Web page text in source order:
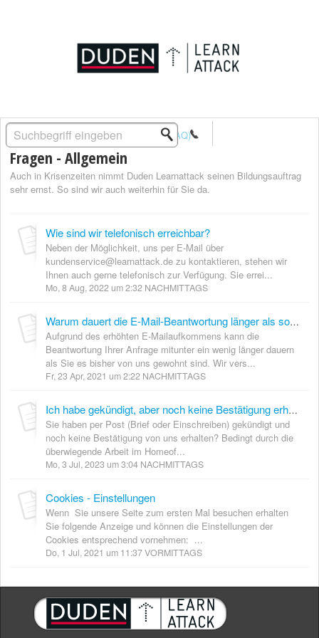
Lösungsstartseite Häufige Fragen (FAQ)
Fragen - Allgemein
Auch in Krisenzeiten nimmt Duden Learnattack seinen Bildungsauftrag
sehr ernst. So sind wir auch weiterhin für Sie da.
Wie sind wir telefonisch erreichbar?
Neben der Möglichkeit, uns per E-Mail über
kundenservice@learnattack.de zu kontaktieren, stehen wir
Ihnen auch gerne telefonisch zur Verfügung. Sie errei...
Mo, 8 Aug, 2022 um 2:32 NACHMITTAGS
Warum dauert die E-Mail-Beantwortung länger als sonst üblich?
Aufgrund des erhöhten E-Mailaufkommens kann die
Beantwortung Ihrer Anfrage mitunter ein wenig länger dauern
als Sie es bisher von uns gewohnt sind. Wir vers...
Fr, 23 Apr, 2021 um 2:22 NACHMITTAGS
Ich habe gekündigt, aber noch keine Bestätigung erhalten - was tun?
Sie haben per Post (Brief oder Einschreiben) gekündigt und
noch keine Bestätigung von uns erhalten? Bedingt durch die
überwiegende Arbeit im Homeof...
Mo, 3 Jul, 2023 um 3:04 NACHMITTAGS
Cookies - Einstellungen
Wenn Sie unsere Seite zum ersten Mal besuchen erhalten
Sie folgende Anzeige und können die Einstellungen der
Cookies entsprechend vornehmen: ...
Do, 1 Jul, 2021 um 11:37 VORMITTAGS